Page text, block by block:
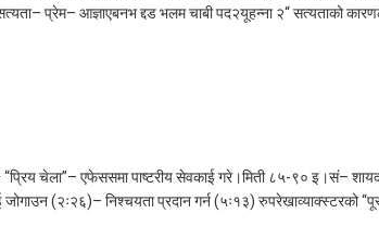
प्रेम– आज्ञाएबनभ द्दड भलम चाबी पद२यूहन्ना २“ सत्यताको
चेला”– एफेससमा पाष्टरीय सेवकाई गरे।मिती ८५-९० इ।सं–
(२ः२६)– निश्चयता प्रदान गर्न (५ः१३) रुपरेखाव्याक्स्टरको